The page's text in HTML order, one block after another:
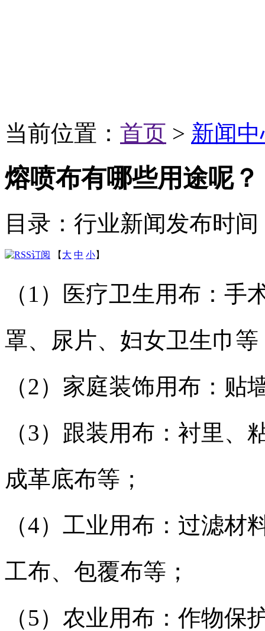
当前位置： 首页 > 新闻
熔喷布有哪些用途呢？
目录：行业新闻发布时间
【 大 中 小】
（1）医疗卫生用布：
罩、尿片、妇女卫生巾等
（2）家庭装饰用布：
（3）跟装用布：衬里
成革底布等；
（4）工业用布：过滤
工布、包覆布等；
（5）农业用布：作物